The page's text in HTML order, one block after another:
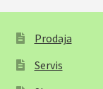
Prodaja
Servis